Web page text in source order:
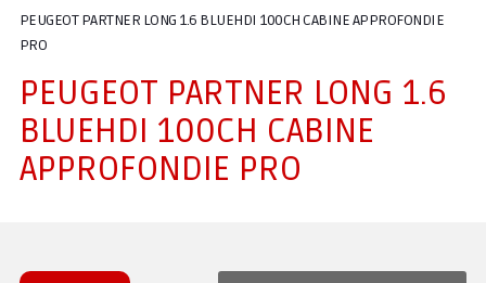
PEUGEOT PARTNER LONG 1.6 BLUEHDI 100CH CABINE APPROFONDIE
PRO
PEUGEOT PARTNER LONG 1.6
BLUEHDI 100CH CABINE
APPROFONDIE PRO